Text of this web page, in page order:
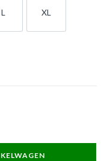
L
L
XL
XL